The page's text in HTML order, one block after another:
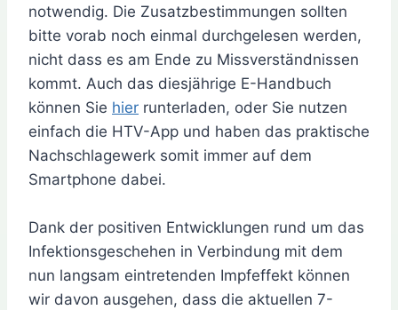
notwendig. Die Zusatzbestimmungen sollten
bitte vorab noch einmal durchgelesen werden,
nicht dass es am Ende zu Missverständnissen
kommt. Auch das diesjährige E-Handbuch
können Sie hier runterladen, oder Sie nutzen
einfach die HTV-App und haben das praktische
Nachschlagewerk somit immer auf dem
Smartphone dabei.
Dank der positiven Entwicklungen rund um das
Infektionsgeschehen in Verbindung mit dem
nun langsam eintretenden Impfeffekt können
wir davon ausgehen, dass die aktuellen 7-